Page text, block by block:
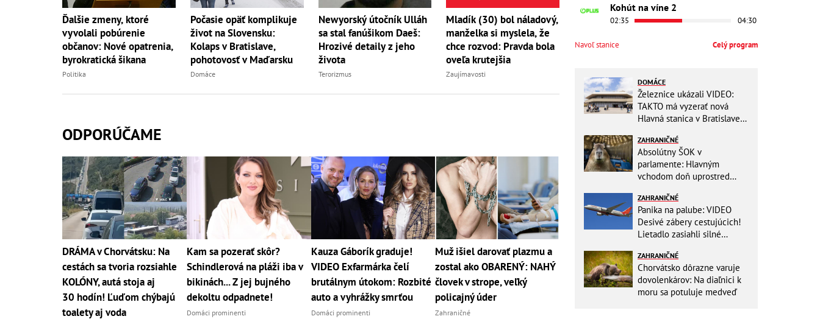
Ďalšie zmeny, ktoré
vyvolali pobúrenie
občanov: Nové opatrenia,
byrokratická šikana
Politika
Počasie opäť komplikuje
život na Slovensku:
Kolaps v Bratislave,
pohotovosť v Maďarsku
Domáce
Newyorský útočník Ulláh
sa stal fanúšikom Daeš:
Hrozivé detaily z jeho
života
Terorizmus
Mladík (30) bol náladový,
manželka si myslela, že
chce rozvod: Pravda bola
oveľa krutejšia
Zaujímavosti
ODPORÚČAME
DRÁMA v Chorvátsku: Na
cestách sa tvoria rozsiahle
KOLÓNY, autá stoja aj
30 hodín! Ľuďom chýbajú
toalety aj voda
Kam sa pozerať skôr?
Schindlerová na pláži iba v
bikinách... Z jej bujného
dekoltu odpadnete!
Domáci prominenti
Kauza Gáborík graduje!
VIDEO Exfarmárka čelí
brutálnym útokom: Rozbité
auto a vyhrážky smrťou
Domáci prominenti
Muž išiel darovať plazmu a
zostal ako OBARENÝ: NAHÝ
človek v strope, veľký
policajný úder
Zahraničné
Kohút na víne 2
02:35 04:30
Navoľ stanice Celý program
DOMÁCE
Železnice ukázali VIDEO:
TAKTO má vyzerať nová
Hlavná stanica v Bratislave!
toalety
ZAHRANIČNÉ
Absolútny ŠOK v
parlamente: Hlavným
vchodom doň uprostred
KAPYBARY, kde sa tam
nabrali?
ZAHRANIČNÉ
Panika na palube: VIDEO
Desivé zábery cestujúcich!
Lietadlo zasiahli silné
ZAHRANIČNÉ
Chorvátsko dôrazne varuje
dovolenkárov: Na diaľnici k
moru sa potuluje medveď